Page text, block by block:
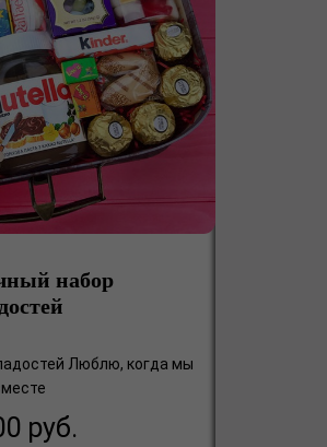
набор
Люблю, когда мы
руб.